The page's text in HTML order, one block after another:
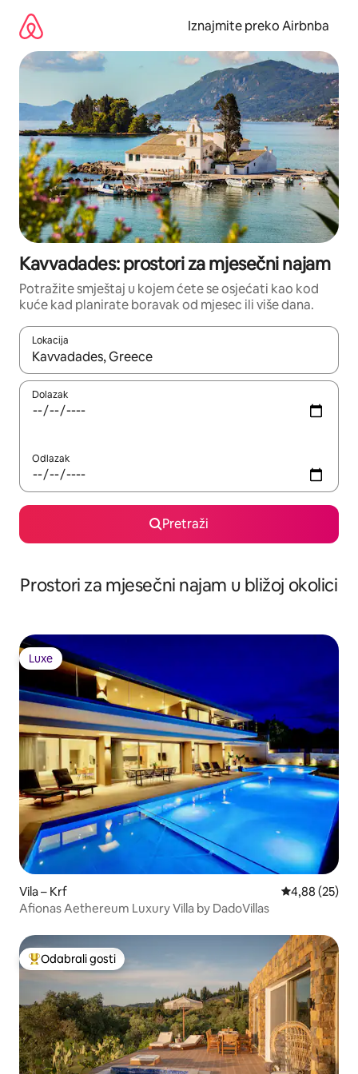
sadržaj
Iznajmite preko Airbnba
Kavvadades: prostori za mjesečni najam
Potražite smještaj u kojem ćete se osjećati kao kod
kuće kad planirate boravak od mjesec ili više dana.
Lokacija
Kada budu dostupni rezultati, moći ćete ih pregledati
Dolazak
Odlazak
Pretraži
Prostori za mjesečni najam u bližoj okolici
Luxe
Luxe
Vila – Krf Prosječna
4,88 (25)
Afionas Aethereum Luxury Villa by DadoVillas
Među najviše rangiranima s oznakom „Odabrali gosti”
Odabrali gosti